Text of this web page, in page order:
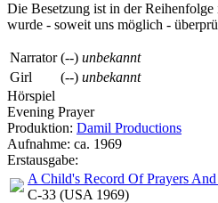
Die Besetzung ist in derReihenfolge
wurde - soweit uns möglich -
Narrator (--) unbekannt
Girl
(--) unbekannt
Hörspiel
Evening Prayer
Produktion: Damil Productions
Aufnahme: ca. 1969
Erstausgabe:
A Child's Record Of Prayers
C-33 (USA 1969)